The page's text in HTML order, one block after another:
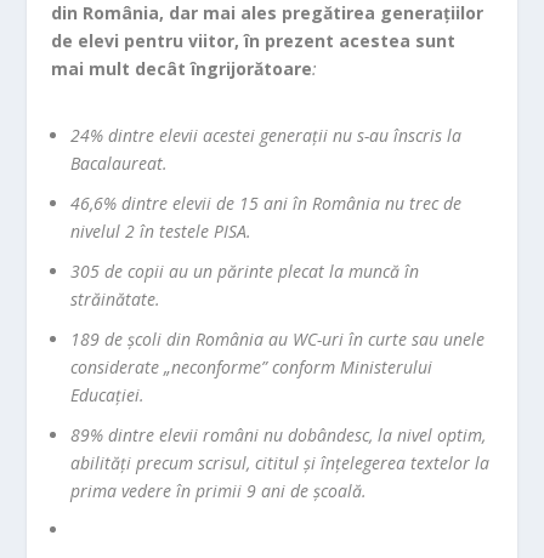
din România, dar mai ales pregătirea generațiilor
de elevi pentru viitor, în prezent acestea sunt
mai mult decât îngrijorătoare:
24% dintre elevii acestei generații nu s-au înscris la
Bacalaureat.
46,6% dintre elevii de 15 ani în România nu trec de
nivelul 2 în testele PISA.
305 de copii au un părinte plecat la muncă în
străinătate.
189 de școli din România au WC-uri în curte sau unele
considerate „neconforme” conform Ministerului
Educației.
89% dintre elevii români nu dobândesc, la nivel optim,
abilități precum scrisul, cititul și înțelegerea textelor la
prima vedere în primii 9 ani de școală.